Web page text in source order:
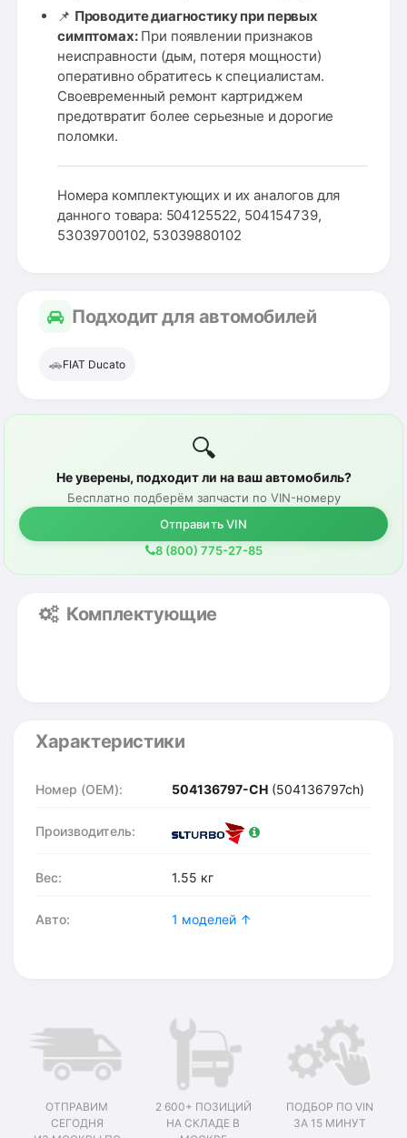
📌 Проводите диагностику при первых
симптомах:При появлении признаков
неисправности (дым, потеря мощности)
оперативно обратитесь к специалистам.
Своевременный ремонт картриджем
предотвратит более серьезные и дорогие
поломки.
Номера комплектующих и их аналогов для
данного товара: 504125522, 504154739,
53039700102, 53039880102
Подходит для автомобилей
🚗FIAT Ducato
🔍
Не уверены, подходит ли на ваш автомобиль?
Бесплатно подберём запчасти по VIN-номеру
Отправить VIN
8 (800) 775-27-85
Комплектующие
Характеристики
Номер (OEM): 504136797-CH (504136797ch)
Производитель:
Вес: 1.55 кг
Авто: 1 моделей ↑
ОТПРАВИМ
СЕГОДНЯ
2 600+ ПОЗИЦИЙ
НА СКЛАДЕ В
ПОДБОР ПО VIN
ЗА 15 МИНУТ